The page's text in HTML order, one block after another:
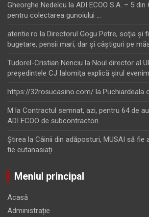
Gheorghe Nedelcu la ADI ECOO S.A. – 5
pentru colectarea gunoiului …
atentie.ro la Directorul Gogu Petre, soţia şi
bugetare, pensii mari, dar şi câştiguri pe
Tudorel-Cristian Nenciu la Noul director al
preşedintele CJ Ialomiţa explică şirul
https://32rosucasino.com/ la Puchiardeala
M la Contractul semnat, azi, pentru 64 de
ADI ECOO de subcontractori
Ştirea la Câinii din adăposturi, MUSAI să fie
fie eutanasiați
Meniul principal
Acasă
Administrație